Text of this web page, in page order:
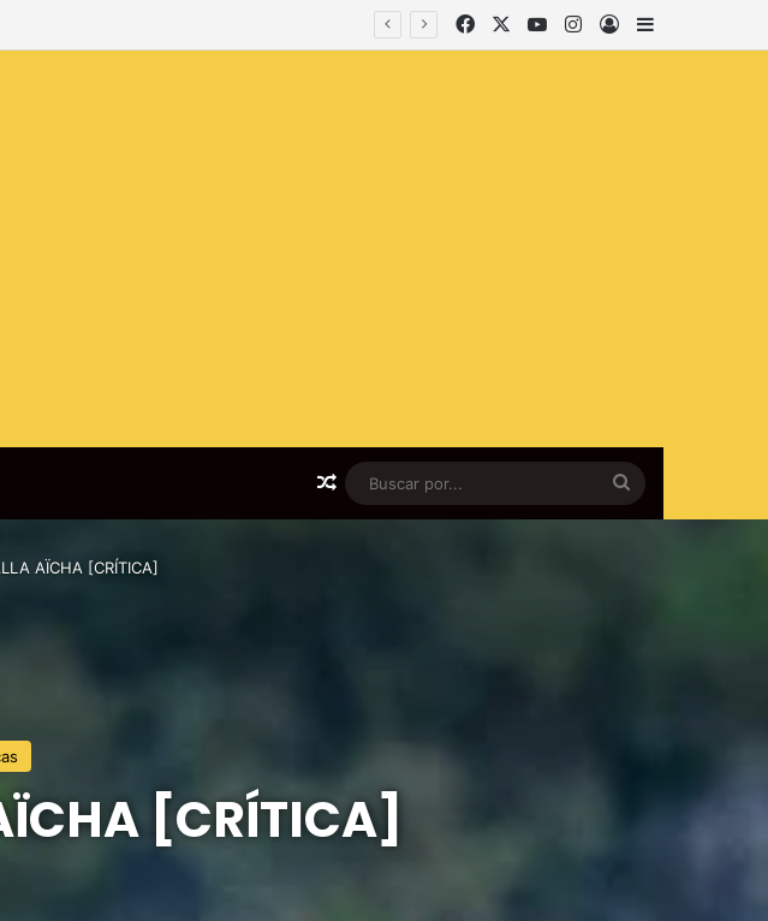
FacebookYouTubeInstagramlniciar sesión
Barra lateral
Artículo al azar
Buscar
por...
AÏCHA [CRÍTICA]
[CRÍTICA]